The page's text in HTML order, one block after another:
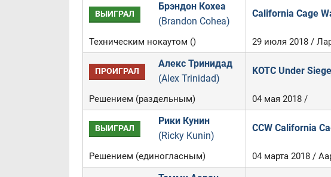
ВЫИГРАЛ
Брэндон Кохеа
(Brandon Cohea)
California Cage
Техническим нокаутом () 29 июля 2018 /
ПРОИГРАЛ
Алекс Тринидад
(Alex Trinidad)
KOTC Under Siege
Решением (раздельным) 04 мая 2018 /
ВЫИГРАЛ
Рики Кунин
(Ricky Kunin)
CCW California
Решением (единогласным) 04 марта 2018 /